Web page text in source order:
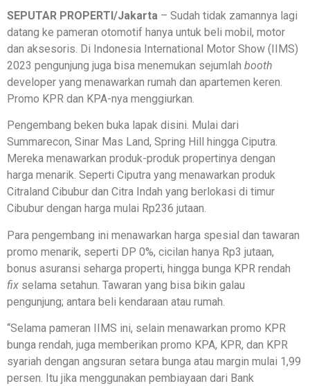
SEPUTAR PROPERTI/Jakarta – Sudah tidak zamannya lagi
datang ke pameran otomotif hanya untuk beli mobil, motor
dan aksesoris. Di Indonesia International Motor Show (IIMS)
2023 pengunjung juga bisa menemukan sejumlah booth
developer yang menawarkan rumah dan apartemen keren.
Promo KPR dan KPA-nya menggiurkan.
Pengembang beken buka lapak disini. Mulai dari
Summarecon, Sinar Mas Land, Spring Hill hingga Ciputra.
Mereka menawarkan produk-produk propertinya dengan
harga menarik. Seperti Ciputra yang menawarkan produk
Citraland Cibubur dan Citra Indah yang berlokasi di timur
Cibubur dengan harga mulai Rp236 jutaan.
Para pengembang ini menawarkan harga spesial dan tawaran
promo menarik, seperti DP 0%, cicilan hanya Rp3 jutaan,
bonus asuransi seharga properti, hingga bunga KPR rendah
fix selama setahun. Tawaran yang bisa bikin galau
pengunjung; antara beli kendaraan atau rumah.
“Selama pameran IIMS ini, selain menawarkan promo KPR
bunga rendah, juga memberikan promo KPA, KPR, dan KPR
syariah dengan angsuran setara bunga atau margin mulai 1,99
persen. Itu jika menggunakan pembiayaan dari Bank